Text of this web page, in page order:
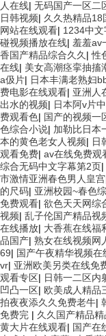
人在线| 无码国产一区二
日韩视频| 久久热精品18
网站在线观看| 1234中
碰视频播放在线| 羞羞av
香国产精品综合久久 |性
在线| 美女高潮痉挛抽搐
a伋片| 日本丰满老熟妇
费电影在线观看| 亚洲人
出水的视频| 日本阿v片
费观看色| 国产的视频一
色综合小说| 加勒比日本
本的黄色老女人视频| 日
观看免费| av在线免费观
综合无码中文字幕第2页|
市激情亚洲春色男人皇宫
的尺码| 亚洲校园~春色
免费观看| 欲色天天网综
视频| 乱子伦国产精品视
在线播放| 大香蕉在线福
品国产| 熟女在线视频网
69| 国产午夜精华视频在
vr| 亚洲欧美另类在线免
观看专区| 日韩一二区内
凹凸一区| 欧美成人精品
拍夜夜添久久免费老牛|
免费完 | 久久国产精品
黄大片在线观看| 国产在